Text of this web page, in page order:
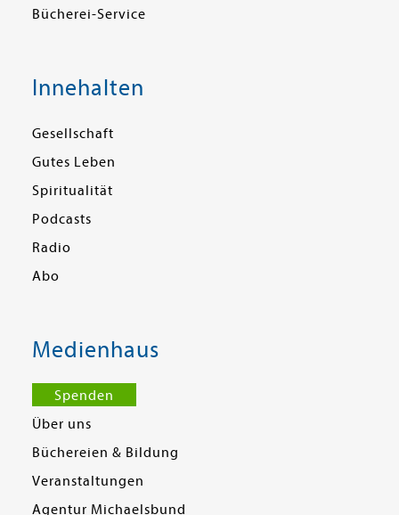
Bücherei-Service
Innehalten
Gesellschaft
Gutes Leben
Spiritualität
Podcasts
Radio
Abo
Medienhaus
Spenden
Über uns
Büchereien & Bildung
Veranstaltungen
Agentur Michaelsbund